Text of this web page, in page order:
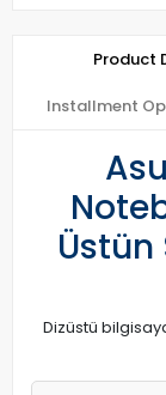
Product
Installment
Üstün
Dizüstü